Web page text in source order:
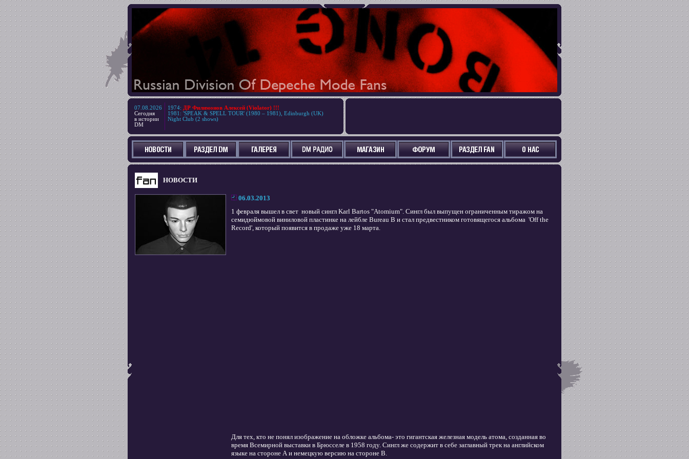
07.08.2026
Сегодня
в истории
DM
1974: ДР Филимонов Алексей (Violator) !!!
1981 : 'SPEAK & SPELL TOUR' (1980 – 1981), Edinburgh (UK)
Night Club (2 shows)
НОВОСТИ
06.03.2013
1 февраля вышел в свет новый сингл Karl Bartos "Atomium". Сингл был выпущен ограниченным тиражом на
семидюймовой виниловой пластинке на лейбле Bureau B и стал предвестником готовящегося альбома 'Off the
Record', который появится в продаже уже 18 марта.
Для тех, кто не понял изображение на обложке альбома- это гигантская железная модель атома, созданная во
время Всемирной выставки в Брюсселе в 1958 году. Сингл же содержит в себе заглавный трек на английском
языке на стороне А и немецкую версию на стороне B.